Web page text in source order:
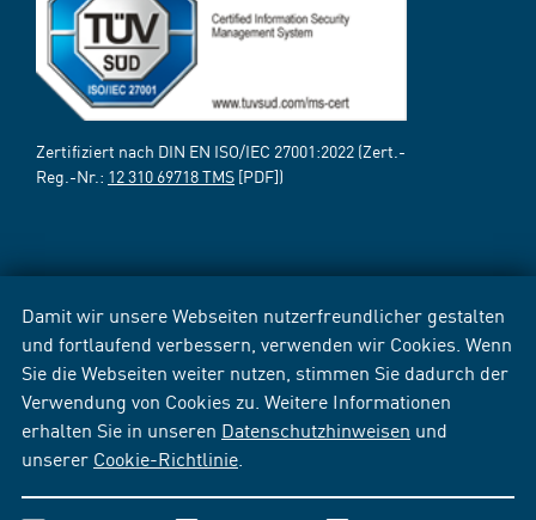
Damit wir unsere Webseiten nutzerfreundlicher gestalten
und fortlaufend verbessern, verwenden wir Cookies. Wenn
Sie die Webseiten weiter nutzen, stimmen Sie dadurch der
Verwendung von Cookies zu. Weitere Informationen
erhalten Sie in unseren Datenschutzhinweisen und
unserer Cookie-Richtlinie
Zertifiziert nach DIN EN ISO/IEC 27001:2022 (Zert.-
Reg.-Nr.: 12 310 69718 TMS [PDF])